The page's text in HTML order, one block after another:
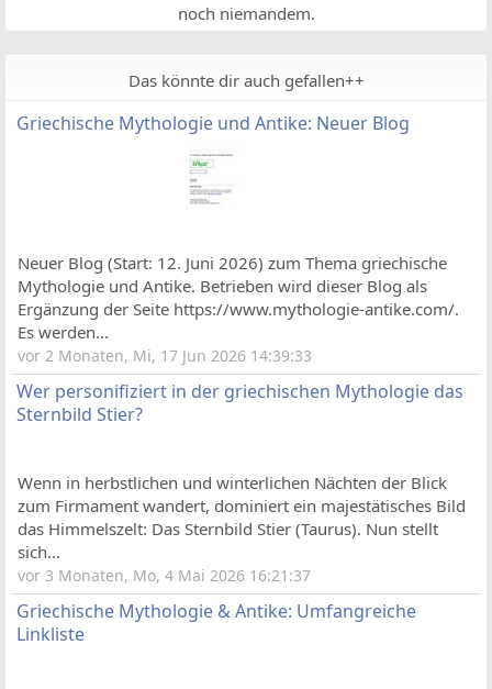
noch niemandem.
Das könnte dir auch gefallen++
Griechische Mythologie und Antike: Neuer Blog
Neuer Blog (Start: 12. Juni 2026) zum Thema griechische
Mythologie und Antike. Betrieben wird dieser Blog als
Ergänzung der Seite https://www.mythologie-antike.com/.
Es werden...
vor 2 Monaten, Mi, 17 Jun 2026 14:39:33
Wer personifiziert in der griechischen Mythologie das
Sternbild Stier?
Wenn in herbstlichen und winterlichen Nächten der Blick
zum Firmament wandert, dominiert ein majestätisches Bild
das Himmelszelt: Das Sternbild Stier (Taurus). Nun stellt
sich...
vor 3 Monaten, Mo, 4 Mai 2026 16:21:37
Griechische Mythologie & Antike: Umfangreiche
Linkliste